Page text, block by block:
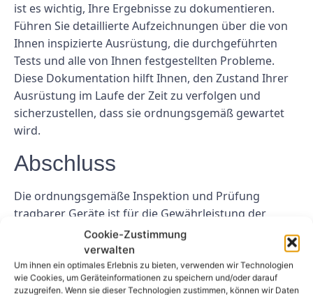
Cookie-Zustimmung
verwalten
Um ihnen ein optimales Erlebnis zu bieten, verwenden wir Technologien
wie Cookies, um Geräteinformationen zu speichern und/oder darauf
zuzugreifen. Wenn sie dieser Technologien zustimmen, können wir Daten
ist es wichtig, Ihre Ergebnisse zu dokumentieren.
Führen Sie detaillierte Aufzeichnungen über die von
Ihnen inspizierte Ausrüstung, die durchgeführten
Tests und alle von Ihnen festgestellten Probleme.
Diese Dokumentation hilft Ihnen, den Zustand Ihrer
Ausrüstung im Laufe der Zeit zu verfolgen und
sicherzustellen, dass sie ordnungsgemäß gewartet
wird.
Abschluss
Die ordnungsgemäße Inspektion und Prüfung
tragbarer Geräte ist für die Gewährleistung der
Sicherheit und Zuverlässigkeit Ihrer Geräte von
entscheidender Bedeutung. Indem Sie die in diesem
Leitfaden beschriebenen Schritte befolgen, können
Sie Probleme erkennen und beheben, bevor sie zu